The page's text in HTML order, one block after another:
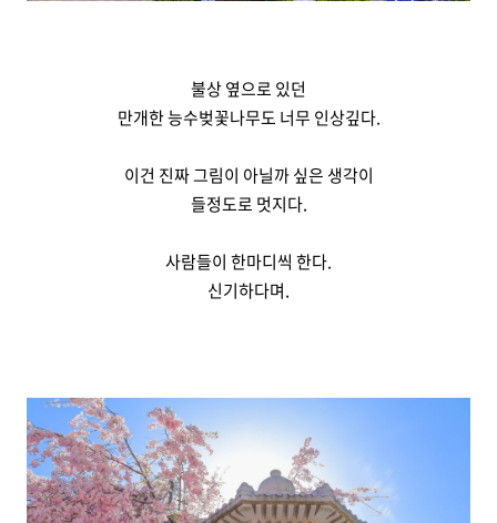
불상 옆으로 있던
만개한 능수벚꽃나무도 너무 인상깊다.
이건 진짜 그림이 아닐까 싶은 생각이
들정도로 멋지다.
사람들이 한마디씩 한다.
신기하다며.